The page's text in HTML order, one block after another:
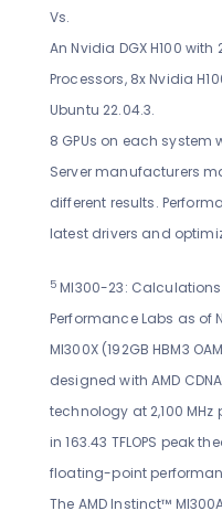
Vs.
An Nvidia DGX H100
Processors, 8x Nvidia
Ubuntu 22.04.3.
8 GPUs on each system
Server manufacturers
different results.
latest drivers and
5 MI300-23:
Performance Labs as of
MI300X (192GB HBM3
designed with AMD
technology at 2,100
in 163.43 TFLOPS peak
floating-point
The AMD Instinct™